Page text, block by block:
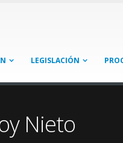
LEGISLACIÓN
Nieto